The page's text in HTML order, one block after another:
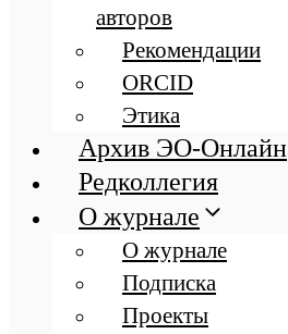
авторов
Рекомендации
ORCID
Этика
Архив ЭО-Онлайн
Редколлегия
О журнале
О журнале
Подписка
Проекты